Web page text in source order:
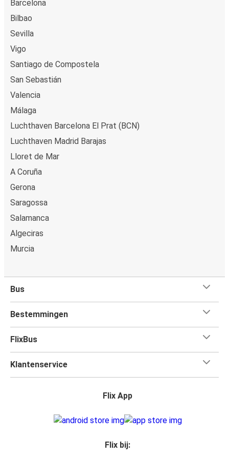
Barcelona
Bilbao
Sevilla
Vigo
Santiago de Compostela
San Sebastián
Valencia
Málaga
Luchthaven Barcelona El Prat (BCN)
Luchthaven Madrid Barajas
Lloret de Mar
A Coruña
Gerona
Saragossa
Salamanca
Algeciras
Murcia
Bus
Bestemmingen
FlixBus
Klantenservice
Flix App
Flix bij: